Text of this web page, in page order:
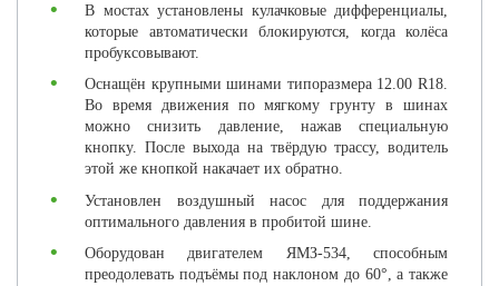
В мостах установлены кулачковые дифференциалы,
которые автоматически блокируются, когда колёса
пробуксовывают.
Оснащён крупными шинами типоразмера 12.00 R18.
Во время движения по мягкому грунту в шинах
можно снизить давление, нажав специальную
кнопку. После выхода на твёрдую трассу, водитель
этой же кнопкой накачает их обратно.
Установлен воздушный насос для поддержания
оптимального давления в пробитой шине.
Оборудован двигателем ЯМЗ-534, способным
преодолевать подъёмы под наклоном до 60°, а также